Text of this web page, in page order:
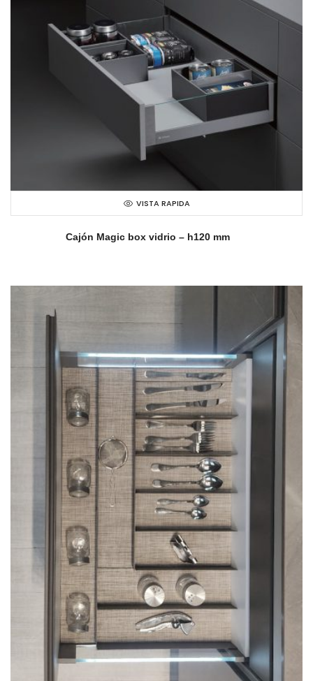
VISTA RAPIDA
Cajón Magic box vidrio – h120 mm